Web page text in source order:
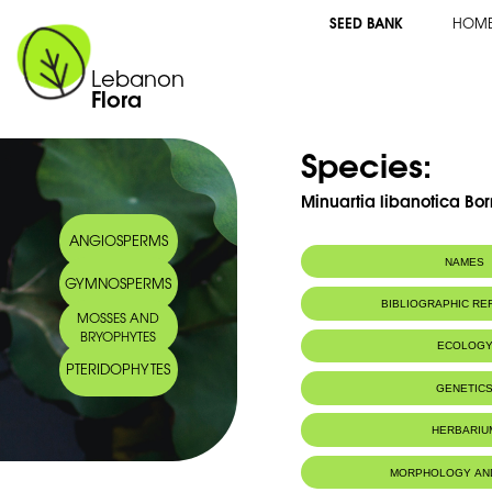
Lebanon
Flora
SEED BANK
ANGIOSPERMS
GYMNOSPERMS
MOSSES AND
BRYOPHYTES
PTERIDOPHYTES
Species:
Minuartia libanotica
NAMES
Common name: Minuartie du
Arabic name: منْوَرتية لبنانية‎
BIBLIOGRAPHIC
ECOLOGY
Lebanon
Habitat : Rochers
MORPHOLOGY